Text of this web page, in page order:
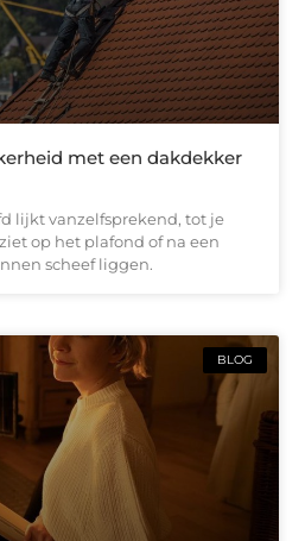
met een dakdekker
lijkt vanzelfsprekend, tot je
op het plafond of na een
scheef liggen.
BLOG